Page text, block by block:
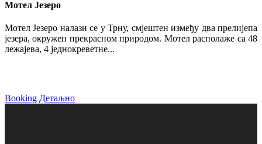
Мотел Језеро
Мотел Језеро налази се у Трну, смјештен између два прелијепа
језера, окружен прекрасном природом. Мотел располаже са 48
лежајева, 4 једнокреветне...
Booking Детаљно